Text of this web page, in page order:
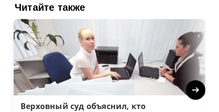
Читайте также
Верховный суд объяснил, кто
Next